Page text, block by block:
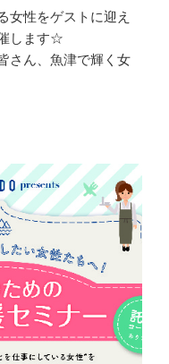
女性をゲストに迎え
します☆
さん、魚津で輝く女